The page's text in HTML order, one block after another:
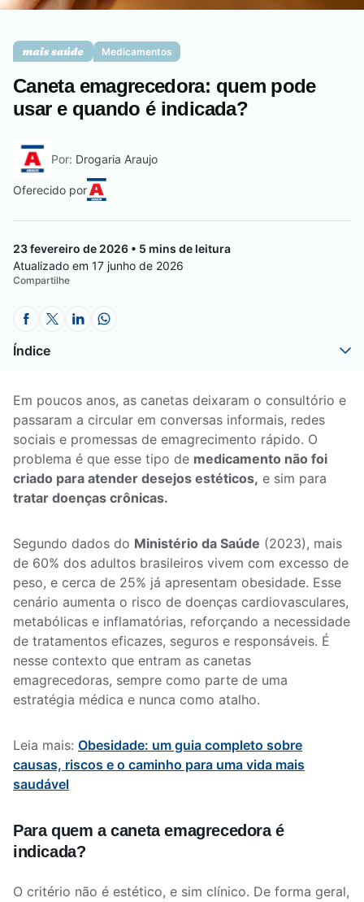
Saúde do homem
Medicamentos
Caneta emagrecedora: quem pode
usar e quando é indicada?
Por: Drogaria Araujo
Oferecido por
23 fevereiro de 2026 • 5 mins de leitura
Atualizado em 17 junho de 2026
Compartilhe
Índice
Em poucos anos, as canetas deixaram o consultório e
passaram a circular em conversas informais, redes
sociais e promessas de emagrecimento rápido. O
problema é que esse tipo de medicamento não foi
criado para atender desejos estéticos, e sim para
tratar doenças crônicas.
Segundo dados do Ministério da Saúde (2023), mais
de 60% dos adultos brasileiros vivem com excesso de
peso, e cerca de 25% já apresentam obesidade. Esse
cenário aumenta o risco de doenças cardiovasculares,
metabólicas e inflamatórias, reforçando a necessidade
de tratamentos eficazes, seguros e responsáveis. É
nesse contexto que entram as canetas
emagrecedoras, sempre como parte de uma
estratégia médica e nunca como atalho.
Leia mais: Obesidade: um guia completo sobre
causas, riscos e o caminho para uma vida mais
saudável
Para quem a caneta emagrecedora é
indicada?
O critério não é estético, e sim clínico. De forma geral,